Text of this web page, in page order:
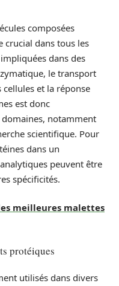
composées
crucial dans tous les
dans des
le transport
et la réponse
est donc
notamment
scientifique. Pour
dans un
peuvent être
spécificités.
meilleures malettes
protéiques
utilisés dans divers